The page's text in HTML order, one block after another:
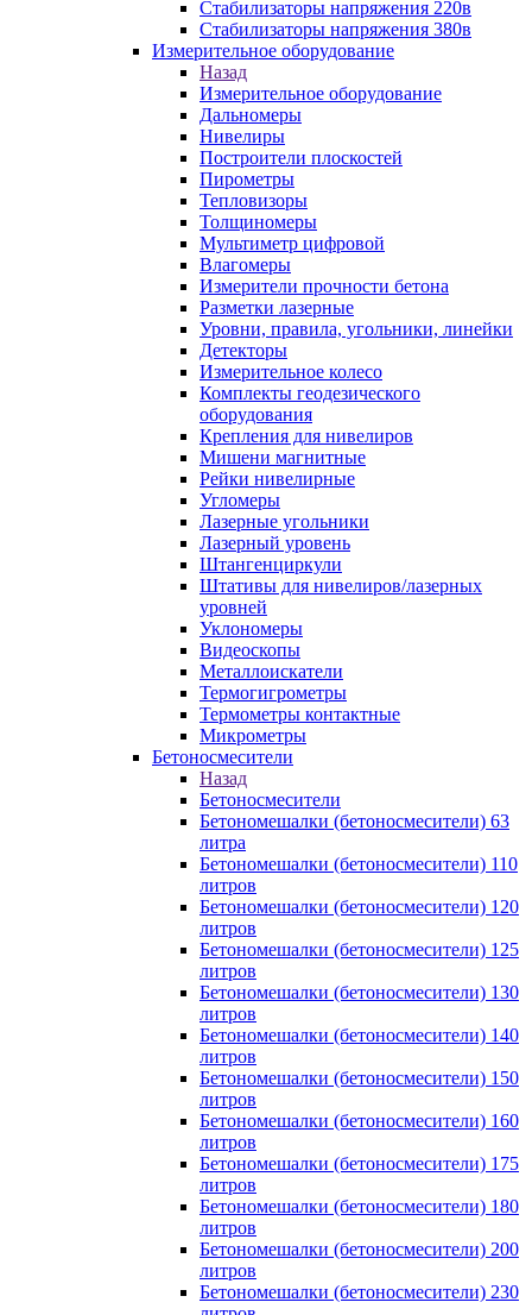
Стабилизаторы напряжения 220в
Стабилизаторы напряжения 380в
Измерительное оборудование
Назад
Измерительное оборудование
Дальномеры
Нивелиры
Построители плоскостей
Пирометры
Тепловизоры
Толщиномеры
Мультиметр цифровой
Влагомеры
Измерители прочности бетона
Разметки лазерные
Уровни, правила, угольники, линейки
Детекторы
Измерительное колесо
Комплекты геодезического
оборудования
Крепления для нивелиров
Мишени магнитные
Рейки нивелирные
Угломеры
Лазерные угольники
Лазерный уровень
Штангенциркули
Штативы для нивелиров/лазерных
уровней
Уклономеры
Видеоскопы
Металлоискатели
Термогигрометры
Термометры контактные
Микрометры
Бетоносмесители
Назад
Бетоносмесители
Бетономешалки (бетоносмесители) 63
литра
Бетономешалки (бетоносмесители) 110
литров
Бетономешалки (бетоносмесители) 120
литров
Бетономешалки (бетоносмесители) 125
литров
Бетономешалки (бетоносмесители) 130
литров
Бетономешалки (бетоносмесители) 140
литров
Бетономешалки (бетоносмесители) 150
литров
Бетономешалки (бетоносмесители) 160
литров
Бетономешалки (бетоносмесители) 175
литров
Бетономешалки (бетоносмесители) 180
литров
Бетономешалки (бетоносмесители) 200
литров
Бетономешалки (бетоносмесители) 230